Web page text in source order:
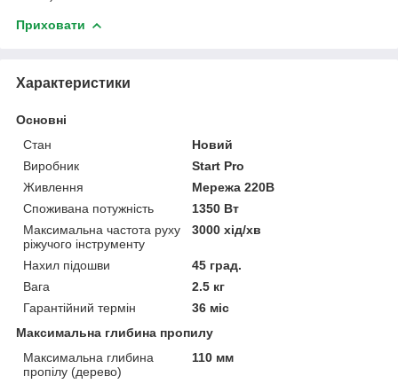
Приховати
Характеристики
Основні
Стан
Новий
Виробник
Start Pro
Живлення
Мережа 220В
Споживана потужність
1350 Вт
Максимальна частота руху
ріжучого інструменту
3000 хід/хв
Нахил підошви
45 град.
Вага
2.5 кг
Гарантійний термін
36 міс
Максимальна глибина пропилу
Максимальна глибина
пропілу (дерево)
110 мм